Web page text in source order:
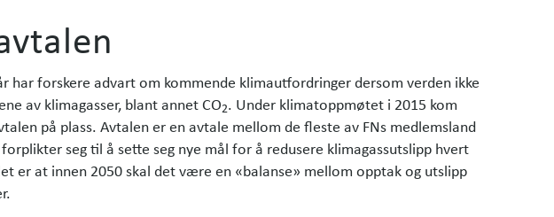
har forskere advart om kommende klimautfordringer dersom verden ikke
av klimagasser, blant annet CO2. Under klimatoppmøtet i 2015 kom
på plass. Avtalen er en avtale mellom de fleste av FNs medlemsland
seg til å sette seg nye mål for å redusere klimagassutslipp hvert
er at innen 2050 skal det være en «balanse» mellom opptak og utslipp